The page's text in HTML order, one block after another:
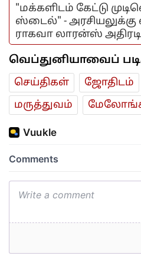
"மக்களிடம் கேட்டு
ஸ்டைல்" - அரசியலுக்கு
ராகவா லாரன்ஸ்
வெப்துனியாவைப்
செய்திகள் ஜோ‌திட‌ம்
மரு‌த்துவ‌ம்